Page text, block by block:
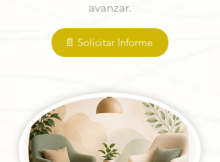
avanzar.
📄 Solicitar Informe